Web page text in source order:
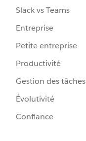
Slack vs Teams
Entreprise
Petite entreprise
Productivité
Gestion des tâches
Évolutivité
Confiance